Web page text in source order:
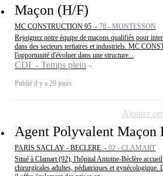
Maçon (H/F)
MC CONSTRUCTION 95 - 78 - MONTESSON
Rejoignez notre équipe de maçons qualifiés pour
dans des secteurs tertiaires et industriels. MC
l'opportunité d'évoluer dans une structure...
CDI - Temps plein
Publié il y a 29 jours
Agent Polyvalent Maçon
PARIS SACLAY - BECLERE - 92 - CLAMART
Situé à Clamart (92), l'hôpital Antoine-Béclère
chirurgicales adultes, pédiatriques et gynécologique.
Ajouter